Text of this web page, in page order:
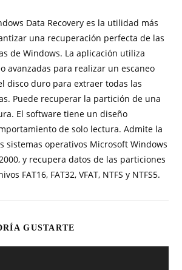
Data Recovery es la utilidad más
una recuperación perfecta de las
de Windows. La aplicación utiliza
avanzadas para realizar un escaneo
disco duro para extraer todas las
Puede recuperar la partición de una
El software tiene un diseño
de solo lectura. Admite la
sistemas operativos Microsoft Windows
2000, y recupera datos de las particiones
FAT16, FAT32, VFAT, NTFS y NTFS5.
GUSTARTE